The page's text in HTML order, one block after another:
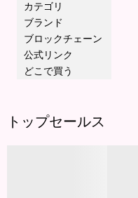
カテゴリ
ブランド
ブロックチェーン
公式リンク
どこで買う
トップセールス